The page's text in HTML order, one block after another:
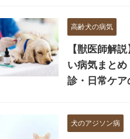
高齢犬の病気
【獣医師解
い病気まと
診・日常ケア
犬のアジソン病